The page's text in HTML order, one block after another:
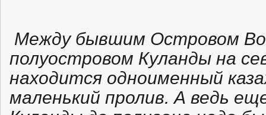
Между бывшим Островом
полуостровом Куланды на
находится одноименный
маленький пролив. А ведь